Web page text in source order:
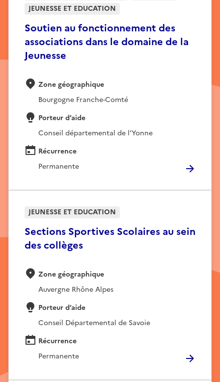
Soutien au fonctionnement des
associations dans le domaine de la
Jeunesse
JEUNESSE ET EDUCATION
Zone géographique
Bourgogne Franche-Comté
Porteur d’aide
Conseil départemental de l’Yonne
Récurrence
Permanente
Sections Sportives Scolaires au sein
des collèges
JEUNESSE ET EDUCATION
Zone géographique
Auvergne Rhône Alpes
Porteur d’aide
Conseil Départemental de Savoie
Récurrence
Permanente